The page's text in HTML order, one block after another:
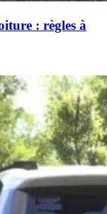
: règles à